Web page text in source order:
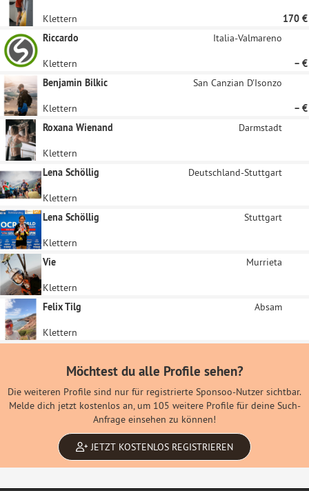
Klettern
170 €
Riccardo
Italia-Valmareno
Klettern
– €
Benjamin Bilkic
San Canzian D'Isonzo
Klettern
– €
Roxana Wienand
Darmstadt
Klettern
Lena Schöllig
Deutschland-Stuttgart
Klettern
Lena Schöllig
Stuttgart
Klettern
Vie
Murrieta
Klettern
Felix Tilg
Absam
Klettern
Möchtest du alle Profile sehen?
Die weiteren Profile sind nur für registrierte Sponsoo-Nutzer sichtbar.
Melde dich jetzt kostenlos an, um 105 weitere Profile für deine Such-
Anfrage einsehen zu können!
JETZT KOSTENLOS REGISTRIEREN